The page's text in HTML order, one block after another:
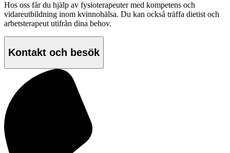
Hos oss får du hjälp av fysioterapeuter med kompetens och
vidareutbildning inom kvinnohälsa. Du kan också träffa dietist och
arbetsterapeut utifrån dina behov.
Kontakt och besök